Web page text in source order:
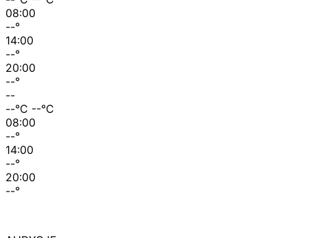
08:00
--°
14:00
--°
20:00
--°
--
--°C --°C
08:00
--°
14:00
--°
20:00
--°